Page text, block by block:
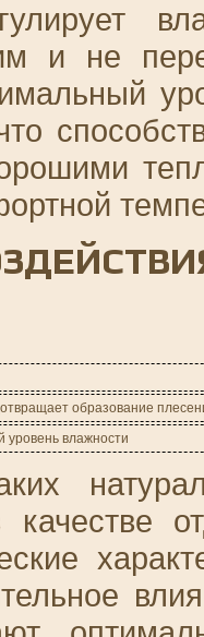
и не
образование
влажности